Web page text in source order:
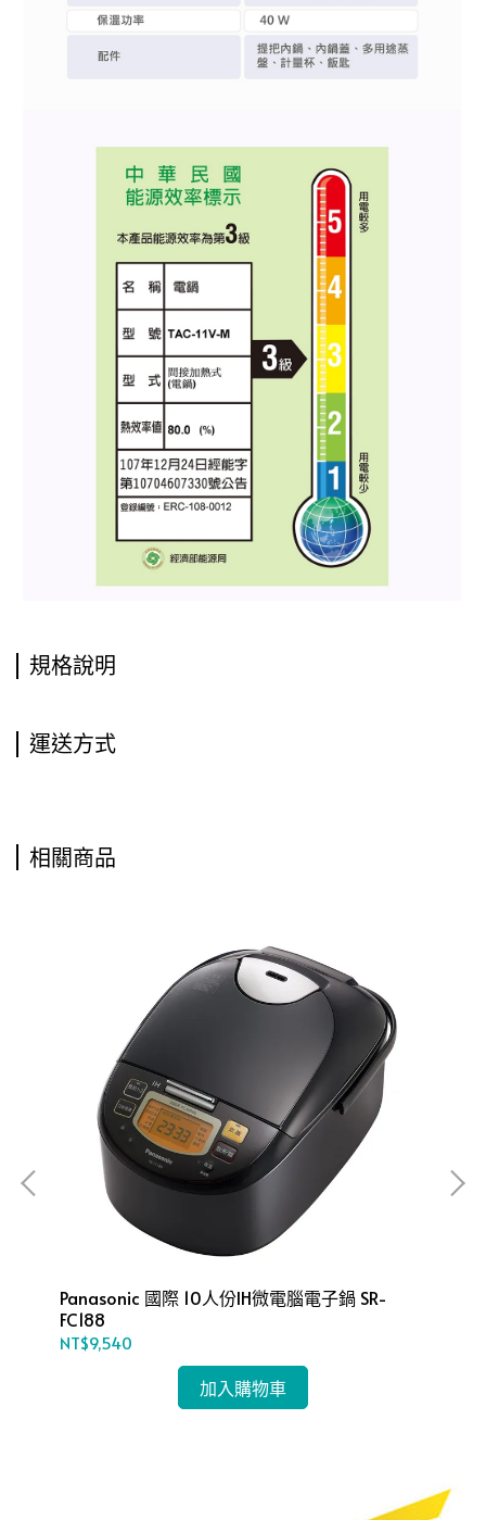
規格說明
運送方式
相關商品
Panasonic 國際 10人份IH微電腦電子鍋 SR-
FC188
NT$9,540
加入購物車